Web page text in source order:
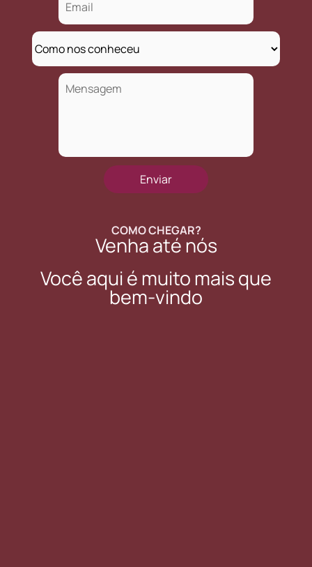
COMO CHEGAR?
Venha até nós
Você aqui é muito mais que
bem-vindo